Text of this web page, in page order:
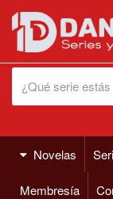
Novelas
Membresía